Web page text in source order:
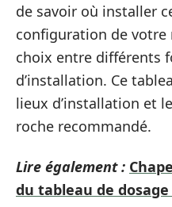
de savoir où installer
configuration de votre
choix entre différents
d’installation. Ce
lieux d’installation et
roche recommandé.
Lire également :
du tableau de